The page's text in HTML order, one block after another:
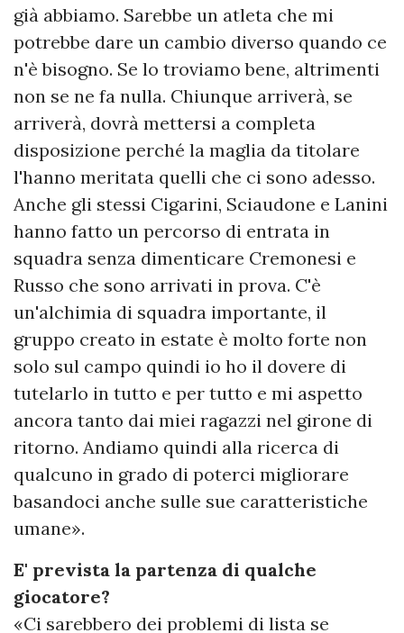
già abbiamo. Sarebbe un atleta che mi
potrebbe dare un cambio diverso quando ce
n'è bisogno. Se lo troviamo bene, altrimenti
non se ne fa nulla. Chiunque arriverà, se
arriverà, dovrà mettersi a completa
disposizione perché la maglia da titolare
l'hanno meritata quelli che ci sono adesso.
Anche gli stessi Cigarini, Sciaudone e Lanini
hanno fatto un percorso di entrata in
squadra senza dimenticare Cremonesi e
Russo che sono arrivati in prova. C'è
un'alchimia di squadra importante, il
gruppo creato in estate è molto forte non
solo sul campo quindi io ho il dovere di
tutelarlo in tutto e per tutto e mi aspetto
ancora tanto dai miei ragazzi nel girone di
ritorno. Andiamo quindi alla ricerca di
qualcuno in grado di poterci migliorare
basandoci anche sulle sue caratteristiche
umane».
E' prevista la partenza di qualche
giocatore?
«Ci sarebbero dei problemi di lista se